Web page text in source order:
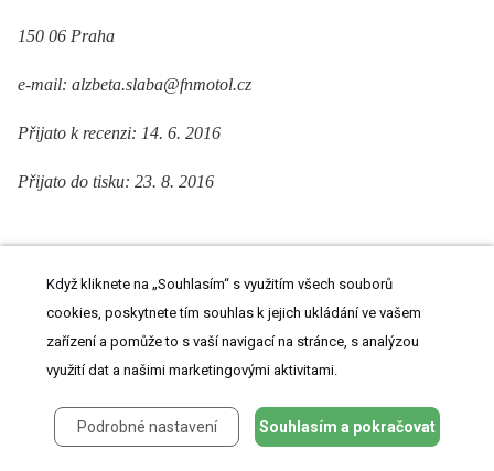
150 06 Praha
e-mail: alzbeta.slaba@fnmotol.cz
Přijato k recenzi: 14. 6. 2016
Přijato do tisku: 23. 8. 2016
ZDROJE
1. Reed UC. Congenital muscular dystrophy. Part I: a review of phenotypical
and dia­gnostic aspects. Arq Neuropsiquiatr 2009;67(1):144 –⁠ 68.
overview. [accessed 2016 May 20]. Available from URL:
http://www.ncbi.nlm.nih.gov/books/NBK1291
Když kliknete na „Souhlasím“ s využitím všech souborů
cookies, poskytnete tím souhlas k jejich ukládání ve vašem
zařízení a pomůže to s vaší navigací na stránce, s analýzou
využití dat a našimi marketingovými aktivitami.
Podrobné nastavení Souhlasím a pokračovat